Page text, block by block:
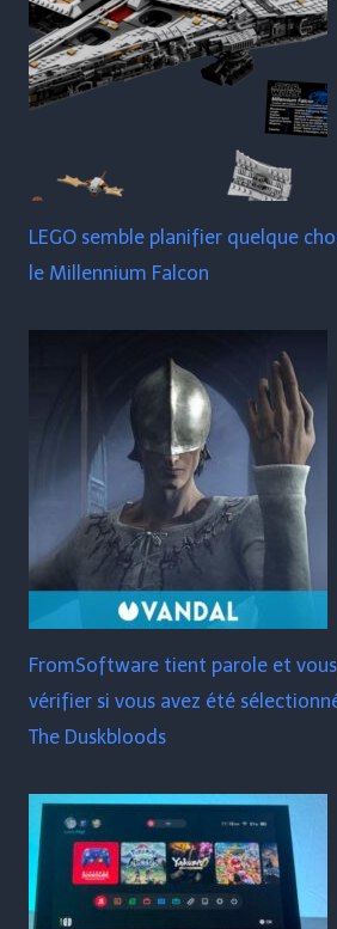
LEGO semble planifier quelque
le Millennium Falcon
FromSoftware tient parole et
vérifier si vous avez été
The Duskbloods